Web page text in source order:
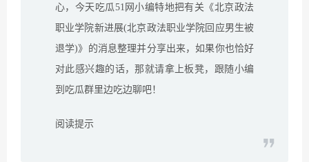
心，今天吃瓜51网小编特地把有关《北京政法
职业学院新进展(北京政法职业学院回应男生被
退学)》的消息整理并分享出来，如果你也恰好
对此感兴趣的话，那就请拿上板凳，跟随小编
到吃瓜群里边吃边聊吧！
阅读提示